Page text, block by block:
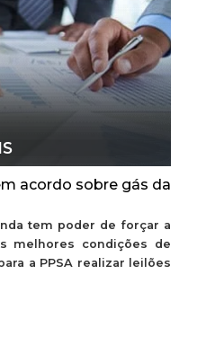
acordo sobre gás da
tem poder de forçar a
melhores condições de
a PPSA realizar leilões